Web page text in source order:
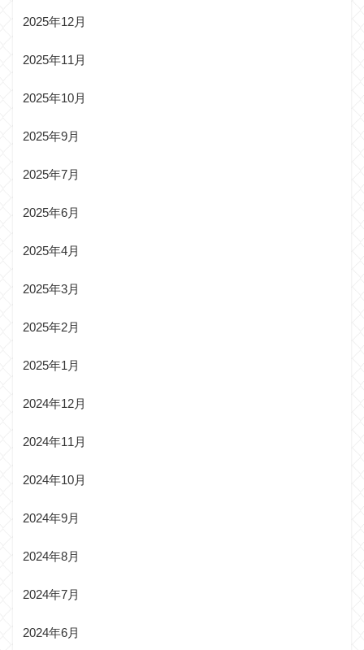
2025年12月
2025年11月
2025年10月
2025年9月
2025年7月
2025年6月
2025年4月
2025年3月
2025年2月
2025年1月
2024年12月
2024年11月
2024年10月
2024年9月
2024年8月
2024年7月
2024年6月